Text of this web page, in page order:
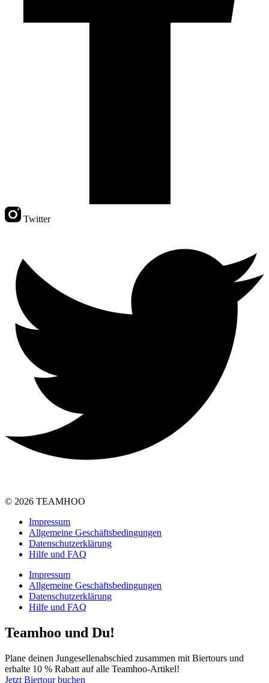
Twitter
© 2026 TEAMHOO
Impressum
Allgemeine Geschäftsbedingungen
Datenschutzerklärung
Hilfe und FAQ
Impressum
Allgemeine Geschäftsbedingungen
Datenschutzerklärung
Hilfe und FAQ
Teamhoo und Du!
Plane deinen Jungesellenabschied zusammen mit Biertours und
erhalte 10 % Rabatt auf alle Teamhoo-Artikel!
Jetzt Biertour buchen